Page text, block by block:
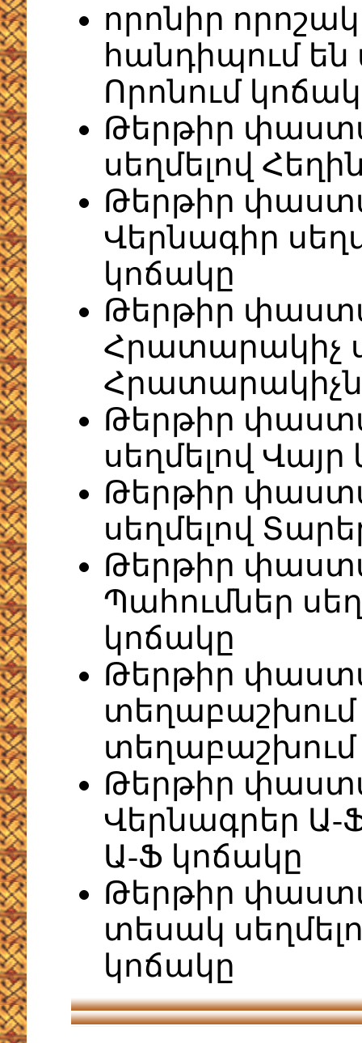
որոնիր
հանդիպում են
Որոնում
Թերթիր
սեղմելով
Թերթիր
Վերնագիր
կոճակը
Թերթիր
Հրատարակիչ
Թերթիր
սեղմելով
Թերթիր
սեղմելով
Թերթիր
Պահումներ
կոճակը
Թերթիր
տեղաբաշխում
տեղաբաշխում
Թերթիր
Վերնագրեր Ա-
Ա-Ֆ կոճակը
Թերթիր
տեսակ
կոճակը